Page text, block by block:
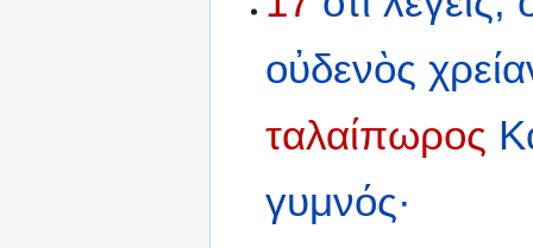
οὐδενὸς
ταλαίπωρος
γυμνός·